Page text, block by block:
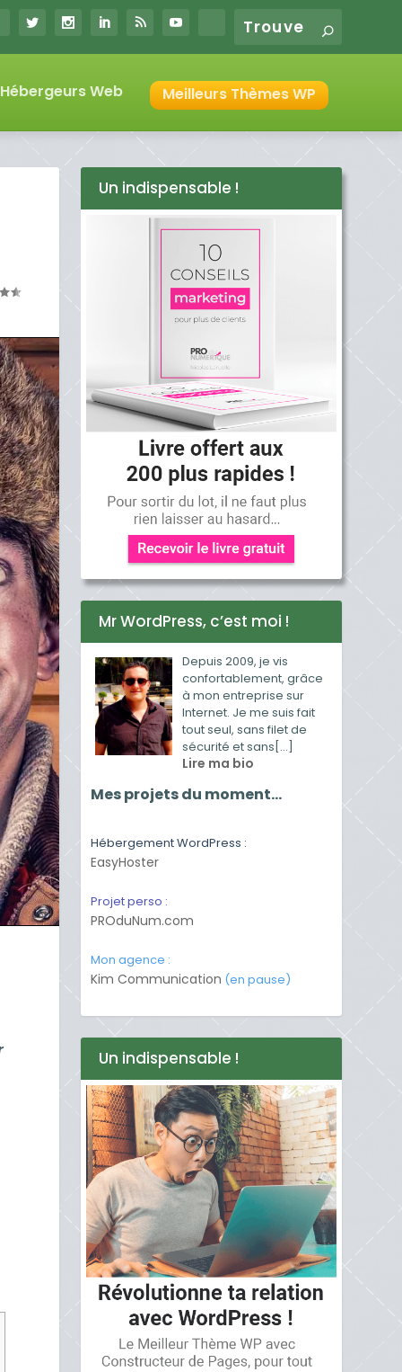
Web Meilleurs Thèmes WP
Un indispensable !
Mr WordPress, c’est moi !
Depuis 2009, je vis
confortablement, grâce
à mon entreprise sur
Internet. Je me suis fait
tout seul, sans filet de
sécurité et sans[...]
Lire ma bio
Mes projets du moment…
Hébergement WordPress :
EasyHoster
Projet perso :
PROduNum.com
Mon agence :
Kim Communication (en pause)
Un indispensable !